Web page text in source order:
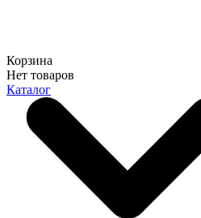
Корзина
Нет товаров
Каталог